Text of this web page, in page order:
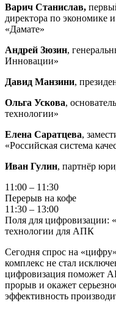
Варич Станислав,
директора по экономике
«Дамате»
Андрей Зюзин,
Инновации»
Давид Манзини,
Ольга Ускова,
технологии»
Елена Саратцева,
«Российская система
Иван Гулин, партнёр
11:00 – 11:30
Перерыв на кофе
11:30 – 13:00
Поля для цифровизации:
технологии для АПК
Сегодня спрос на
комплекс не стал
цифровизация поможет
прорыв и окажет
эффективность